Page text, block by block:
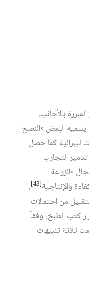
بالأجانب،
يسميه البعض «النصح
كما حصل
التجارب
«الزراعة
والإنتاجية[43]
.
من احتمالات
كتب الطبخ، وفقاً
ثلاثة تنبيهات